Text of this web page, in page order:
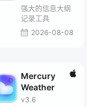
强大的信息大纲
记录工具
2026-08-08
Mercury
Weather
v3.6